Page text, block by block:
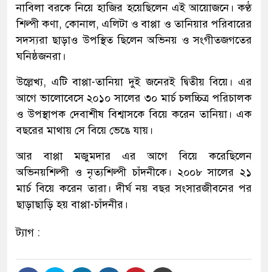
নাবিলা বরকে নিয়ে হাজির হয়েছিলেন এই আয়োজনে। কণ্ঠ
শিল্পী কণা, কোনাল, এলিটা ও বাপ্পা ও তানিয়ার পরিবারের
সদস্যরা ছাড়াও উপস্থিত ছিলেন অভিনয় ও সংগীতজগতের
ঘনিষ্ঠজনরা।
উল্লেখ্য, এটি বাপ্পা-তানিয়া দুই জনেরই দ্বিতীয় বিয়ে। এর
আগে ভালোবেসে ২০১০ সালের ৩০ মার্চ চলচ্চিত্র পরিচালক
ও উপস্থাপক দেবাশীষ বিশ্বাসকে বিয়ে করেন তানিয়া। এক
বছরের মাথায় সে বিয়ে ভেঙে যায়।
আর বাপ্পা মজুমদার এর আগে বিয়ে করেছিলেন
অভিনয়শিল্পী ও নৃত্যশিল্পী চাঁদনীকে। ২০০৮ সালের ২১
মার্চ বিয়ে করেন তারা। দীর্ঘ নয় বছর সংসারজীবনের পর
ছাড়াছাড়ি হয় বাপ্পা-চাঁদনীর।
ট্যাগ :